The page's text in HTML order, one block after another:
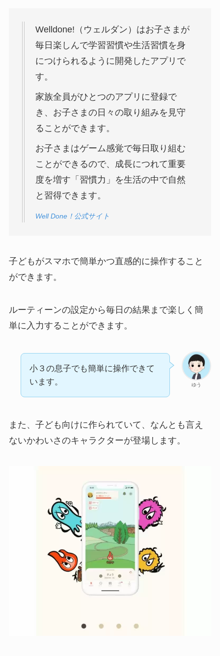
Welldone!（ウェルダン）はお子さまが
毎日楽しんで学習習慣や生活習慣を身
につけられるように開発したアプリで
す。
家族全員がひとつのアプリに登録で
き、お子さまの日々の取り組みを見守
ることができます。
お子さまはゲーム感覚で毎日取り組む
ことができるので、成長につれて重要
度を増す「習慣力」を生活の中で自然
と習得できます。
Well Done！公式サイト
子どもがスマホで簡単かつ直感的に操作すること
ができます。
ルーティーンの設定から毎日の結果まで楽しく簡
単に入力することができます。
ゆう
小３の息子でも簡単に操作できて
います。
また、子ども向けに作られていて、なんとも言え
ないかわいさのキャラクターが登場します。